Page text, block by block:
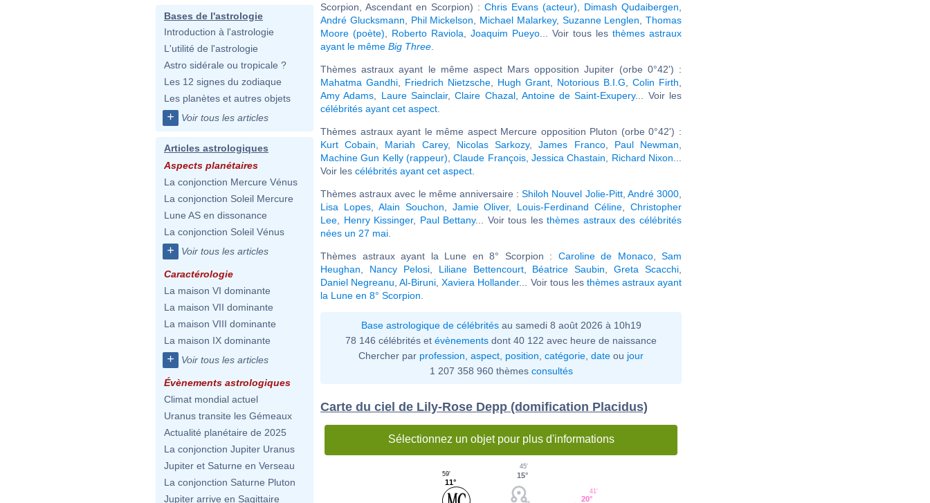
Bases de l'astrologie
Introduction à l'astrologie
L'utilité de l'astrologie
Astro sidérale ou tropicale ?
Les 12 signes du zodiaque
Les planètes et autres objets
+ Voir tous les articles
Articles astrologiques
Aspects planétaires
La conjonction Mercure Vénus
La conjonction Soleil Mercure
Lune AS en dissonance
La conjonction Soleil Vénus
+ Voir tous les articles
Caractérologie
La maison VI dominante
La maison VII dominante
La maison VIII dominante
La maison IX dominante
+ Voir tous les articles
Évènements astrologiques
Climat mondial actuel
Uranus transite les Gémeaux
Actualité planétaire de 2025
La conjonction Jupiter Uranus
Jupiter et Saturne en Verseau
La conjonction Saturne Pluton
Jupiter arrive en Sagittaire
Scorpion, Ascendant en Scorpion) : Chris Evans (acteur) Dimash Qudaibergen
André Glucksmann
Phil Mickelson Michael Malarkey, Suzanne Lenglen
Thomas
Moore (poète)
Roberto Raviola Joaquim Pueyo ... Voir tous les thèmes astraux
ayant le même Big Three
Thèmes astraux ayant le même aspect Mars opposition Jupiter (orbe 0°42') :
Mahatma Gandhi
Friedrich Nietzsche Hugh Grant Notorious B.I.G Colin Firth
Amy Adams
Laure Sainclair,Claire Chazal, Antoine de Saint-Exupery... Voir les
célébrités ayant cet aspect
Thèmes astraux ayant le même aspect Mercure opposition Pluton (orbe 0°42') :
Kurt Cobain
Mariah Carey, Nicolas Sarkozy,James Franco, Paul Newman
Machine Gun Kelly (rappeur) ,Claude François,Jessica Chastain Richard Nixon
Voir les célébrités ayant cet aspect
Thèmes astraux avec le même anniversaire :Shiloh Nouvel Jolie-Pitt, André 3000
Lisa Lopes, Alain Souchon Jamie Oliver, Louis-Ferdinand Céline
Christopher
Lee
Henry Kissinger, Paul Bettany... Voir tous lesthèmes astraux des célébrités
nées un 27 mai
Thèmes astraux ayant la Lune en 8° Scorpion : Caroline de Monaco, Sam
Heughan
Nancy Pelosi, Liliane Bettencourt, Béatrice Saubin ,Greta Scacchi
Daniel Negreanu ,Al-Biruni ,Xaviera Hollander... Voir tous les thèmes astraux ayant
la Lune en 8° Scorpion
Base astrologique de célébritésau samedi 8 août 2026 à 10h19
78 146 célébrités et évènements dont 40 122 avec heure de naissance
Chercher par profession aspect position catégorie date ou jour
1 207 358 960 thèmes consultés
Carte du ciel de Lily-Rose Depp (domification Placidus)
Sélectionnez un objet pour plus d'informations
20°
41'
15°
45'
11°
59'